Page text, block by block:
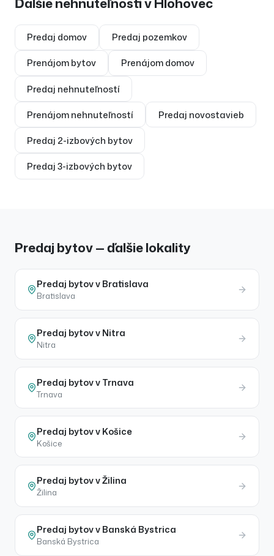
Predaj domov Predaj pozemkov
Prenájombytov Prenájom domov
Predaj nehnuteľností
Prenájomnehnuteľností Predaj novostavieb
Predaj 2-izbových bytov
Predaj3-izbových bytov
Predaj bytov — ďalšie lokality
Predaj bytovvBratislava
Bratislava
Predaj bytovvNitra
Nitra
Predaj bytovvTrnava
Trnava
Predaj bytovvKošice
Košice
Predaj bytovvŽilina
Žilina
Predaj bytovvBanská Bystrica
Banská Bystrica